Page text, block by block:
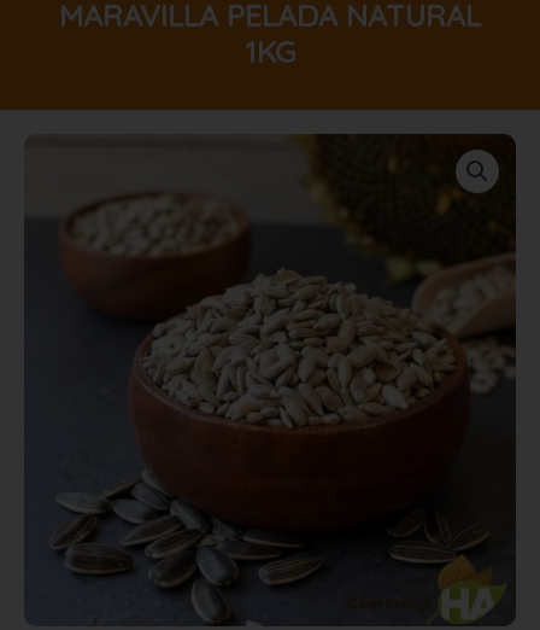
MARAVILLA PELADA NATURAL
1KG